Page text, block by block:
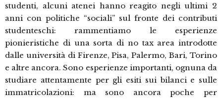
studenti, alcuni atenei hanno reagito negli ultimi 2
anni con politiche “sociali” sul fronte dei contributi
studenteschi: rammentiamo le esperienze
pionieristiche di una sorta di no tax area introdotte
dalle università di Firenze, Pisa, Palermo, Bari, Torino
e altre ancora. Sono esperienze importanti, ognuna da
studiare attentamente per gli esiti sui bilanci e sulle
immatricolazioni: ma sono ancora poche per